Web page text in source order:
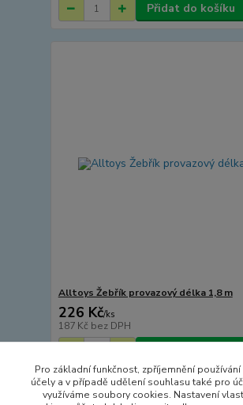
Přidat do košíku
Alltoys Žebřík provazový délka 1,8 m
226 Kč/ks
187 Kč bez DPH
strana z 1
Pro základní funkčnost, zpříjemnění
účely a v případě udělení souhlasu také pro
využíváme soubory cookies. Nastavení